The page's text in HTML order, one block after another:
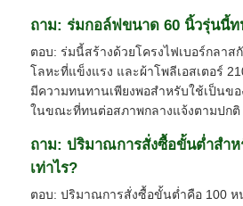
ถาม: ร่มกอล์ฟขนาด 60 นิ้วรุ่นนี้
ตอบ: ร่มนี้สร้างด้วยโครงไฟเบอร์กลา
โลหะที่แข็งแรง และผ้าโพลีเอสเตอร์
มีความทนทานเพียงพอสำหรับใช้เป็นขอ
ในขณะที่ทนต่อสภาพกลางแจ้งตามปกติ
ถาม: ปริมาณการสั่งซื้อขั้นต่ำสำ
เท่าไร?
ตอบ: ปริมาณการสั่งซื้อขั้นต่ำคือ 100 ห